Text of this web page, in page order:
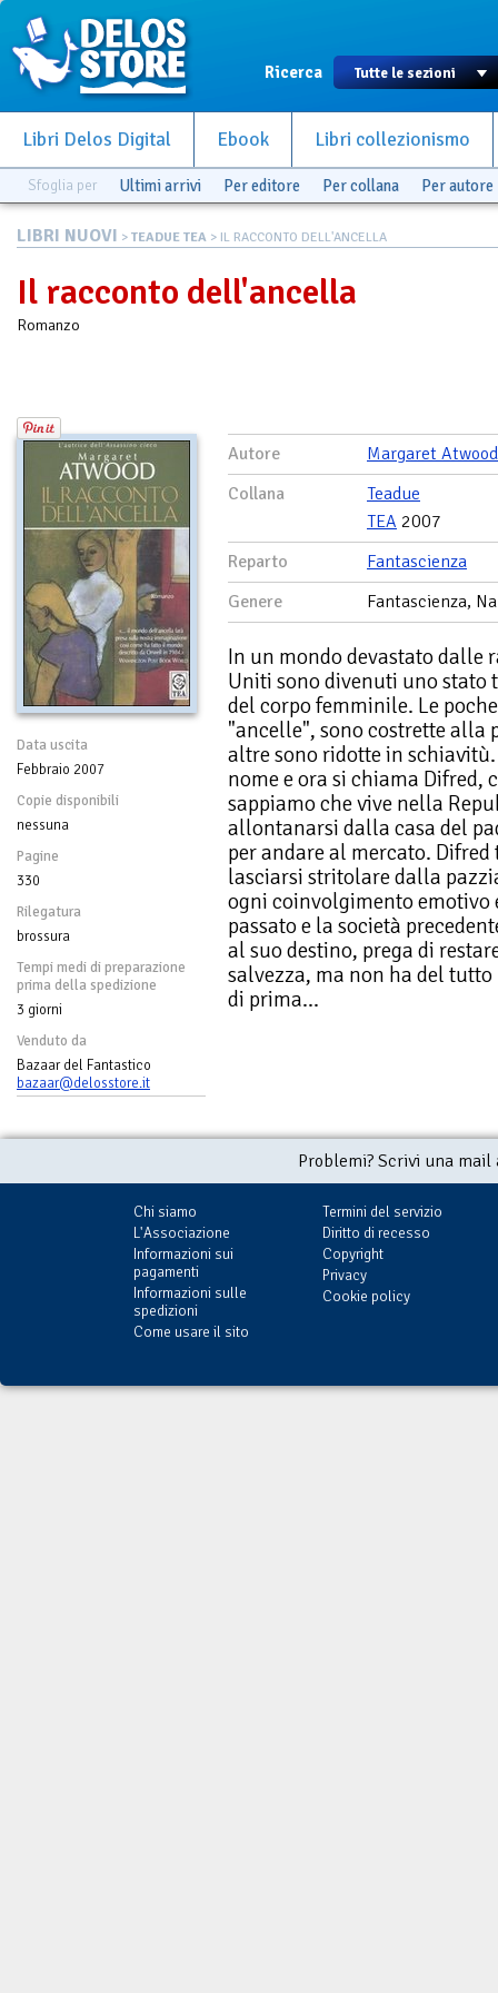
Ricerca
Libri Delos Digital Ebook Libri collezionismo
Sfoglia per Ultimi arrivi Per editore Per collana Per autore
LIBRI NUOVI > TEADUE TEA > IL RACCONTO DELL'ANCELLA
Il racconto dell'ancella
Romanzo
Data uscita
Febbraio 2007
Copie disponibili
nessuna
Pagine
330
Rilegatura
brossura
Tempi medi di preparazione
prima della spedizione
3 giorni
Venduto da
Bazaar del Fantastico
bazaar@delosstore.it
Autore
Margaret Atwood
Collana
Teadue
TEA 2007
Reparto
Fantascienza
Genere
Fantascienza,
In un mondo devastato dalle
Uniti sono divenuti uno
del corpo femminile. Le
"ancelle", sono costrette alla
altre sono ridotte in
nome e ora si chiama Difred,
sappiamo che vive nella
allontanarsi dalla casa del
per andare al mercato.
lasciarsi stritolare dalla
ogni coinvolgimento emotivo
passato e la società
al suo destino, prega di
salvezza, ma non ha del
di prima...
Problemi? Scrivi una
Chi siamo
L'Associazione
Informazioni sui
pagamenti
Informazioni sulle
spedizioni
Come usare il sito
Termini del servizio
Diritto di recesso
Copyright
Privacy
Cookie policy